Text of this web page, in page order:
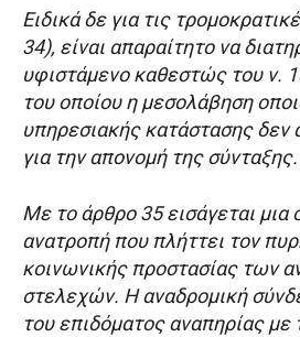
Ειδικά δε για τις
34), είναι απαραίτητο να
υφιστάμενο καθεστώς του ν.
του οποίου η μεσολάβηση
υπηρεσιακής κατάστασης δεν
για την απονομή της σύνταξης.
Με το άρθρο 35 εισάγεται μια
ανατροπή που πλήττει τον
κοινωνικής προστασίας των
στελεχών. Η αναδρομική
του επιδόματος αναπηρίας με